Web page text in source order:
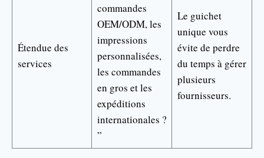
Étendue des
services
commandes
OEM/ODM, les
impressions
personnalisées,
les commandes
en gros et les
expéditions
internationales ?
”
Le guichet
unique vous
évite de perdre
du temps à gérer
plusieurs
fournisseurs.